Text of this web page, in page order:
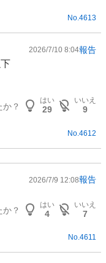
No.4613
2026/7/10 8:04報告
？
はい
29
いいえ
9
No. 4612
2026/7/9 12:08報告
？
はい
4
いいえ
7
No.4611